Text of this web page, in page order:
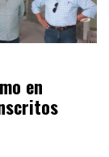
en